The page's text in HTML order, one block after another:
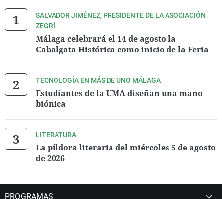
SALVADOR JIMÉNEZ, PRESIDENTE DE LA ASOCIACIÓN
ZEGRÍ
Málaga celebrará el 14 de agosto la
Cabalgata Histórica como inicio de la Feria
TECNOLOGÍA EN MÁS DE UNO MÁLAGA
Estudiantes de la UMA diseñan una mano
biónica
LITERATURA
La píldora literaria del miércoles 5 de agosto
de 2026
PROGRAMAS